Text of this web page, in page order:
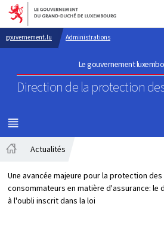
Aller au menu
Aller au contenu
gouvernement.lu Administrations
Le gouvernement
Direction de la protection
MENU
PRINCIPAL
Actualités
Une avancée majeure pour la protection des
consommateurs en matière d'assurance: le
à l'oubli inscrit dans la loi